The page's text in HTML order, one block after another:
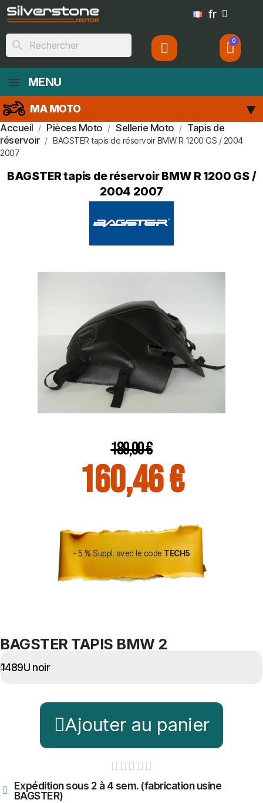
fr
search
MENU
MA MOTO
Accueil Pièces Moto Sellerie Moto
Tapis de
réservoir
BAGSTER tapis de réservoir BMW R 1200 GS / 2004
2007
BAGSTER tapis de réservoir BMW R 1200 GS /
2004 2007
189,00 €
160,46 €
- 5 % Suppl. avec le code TECH5
BAGSTER TAPIS BMW 2
Ajouter au panier
    
Expédition sous 2 à 4 sem. (fabrication usine
BAGSTER)